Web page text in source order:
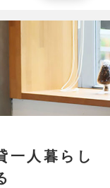
一人暮らし